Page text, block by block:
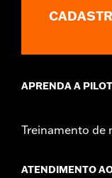
APRENDA A
Treinamento de
ATENDIMENTO